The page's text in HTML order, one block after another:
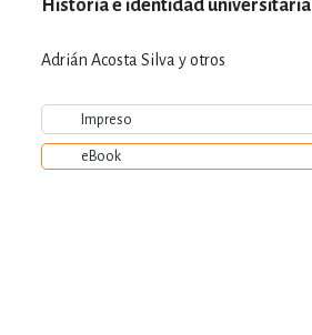
Historia e identidad universitaria
Adrián Acosta Silva y otros
Impreso
eBook